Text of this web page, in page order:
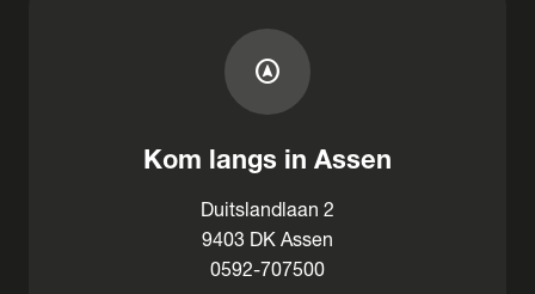
assistant_navigation
Kom langs in Assen
Duitslandlaan 2
9403 DK Assen
0592-707500